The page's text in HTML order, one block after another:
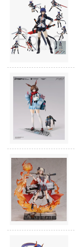
ナシリーズ
バーンズレッド
ギア
道とシロの旅
ービィ
のヤバイやつ
冷徹
・ざ・ろっく!